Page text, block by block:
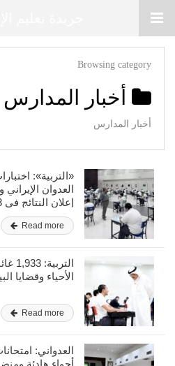
Browsing category
أخبار المدارس
أخبار المدارس
«التربية»:
العدوان
إعلان النتائج في 23 يوليو
Read more
الأحياء وقضايا
Read more
العدواني:
أجواء هادئة